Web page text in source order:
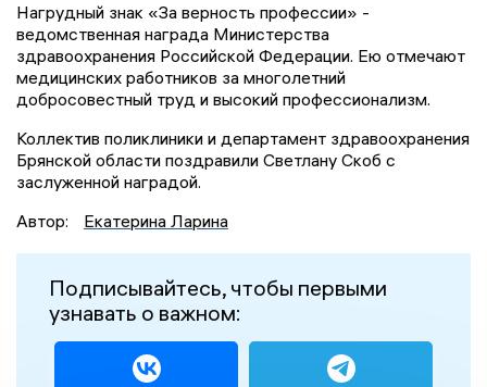
Нагрудный знак «За верность профессии» -
ведомственная награда Министерства
здравоохранения Российской Федерации. Ею отмечают
медицинских работников за многолетний
добросовестный труд и высокий профессионализм.
Коллектив поликлиники и департамент здравоохранения
Брянской области поздравили Светлану Скоб с
заслуженной наградой.
Автор:
Екатерина Ларина
Подписывайтесь, чтобы первыми
узнавать о важном: